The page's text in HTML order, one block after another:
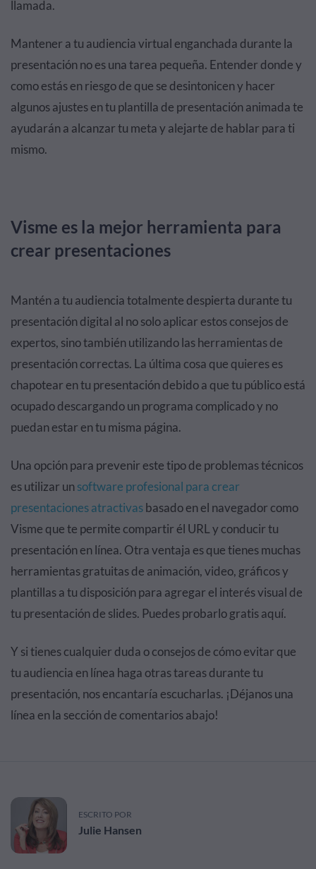
llamada.
Mantener a tu audiencia virtual enganchada durante la
presentación no es una tarea pequeña. Entender donde y
como estás en riesgo de que se desintonicen y hacer
algunos ajustes en tu plantilla de presentación animada te
ayudarán a alcanzar tu meta y alejarte de hablar para ti
mismo.
Visme es la mejor herramienta para
crear presentaciones
Mantén a tu audiencia totalmente despierta durante tu
presentación digital al no solo aplicar estos consejos de
expertos, sino también utilizando las herramientas de
presentación correctas. La última cosa que quieres es
chapotear en tu presentación debido a que tu público está
ocupado descargando un programa complicado y no
puedan estar en tu misma página.
Una opción para prevenir este tipo de problemas técnicos
es utilizar unsoftware profesional para crear
presentaciones atractivasbasado en el navegador como
Visme que te permite compartir él URL y conducir tu
presentación en línea. Otra ventaja es que tienes muchas
herramientas gratuitas de animación, video, gráficos y
plantillas a tu disposición para agregar el interés visual de
tu presentación de slides. Puedes probarlo gratisaquí.
Y si tienes cualquier duda o consejos de cómo evitar que
tu audiencia en línea haga otras tareas durante tu
presentación, nos encantaría escucharlas. ¡Déjanos una
línea en la sección de comentarios abajo!
ESCRITO POR
Julie Hansen